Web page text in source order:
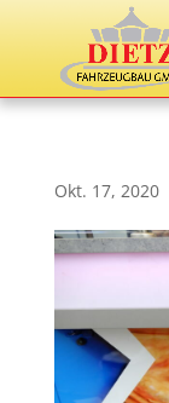
Okt. 17, 2020